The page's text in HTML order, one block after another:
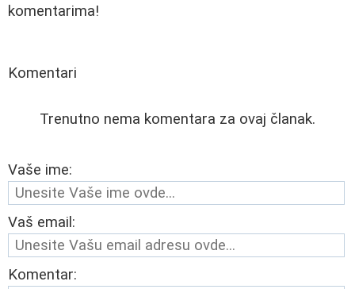
komentarima!
Komentari
Trenutno nema komentara za ovaj članak.
Vaše ime:
Vaš email:
Komentar: